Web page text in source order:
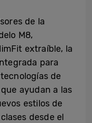
de la
M8,
extraíble, la
para
de
ayudan a las
estilos de
desde el